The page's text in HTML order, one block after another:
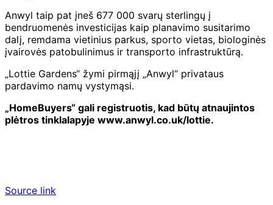
Anwyl taip pat įneš 677 000 svarų sterlingų į
bendruomenės investicijas kaip planavimo susitarimo
dalį, remdama vietinius parkus, sporto vietas, biologinės
įvairovės patobulinimus ir transporto infrastruktūrą.
„Lottie Gardens“ žymi pirmąjį „Anwyl“ privataus
pardavimo namų vystymąsi.
„HomeBuyers“ gali registruotis, kad būtų atnaujintos
plėtros tinklalapyje www.anwyl.co.uk/lottie.
Source link